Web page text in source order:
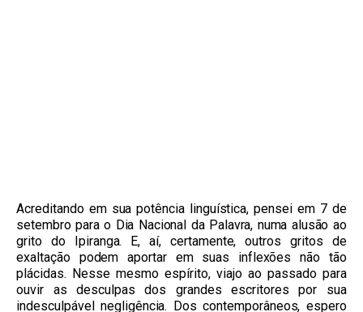
Acreditando em sua potência linguística, pensei em 7 de
setembro para o Dia Nacional da Palavra, numa alusão ao
grito do Ipiranga. E, aí, certamente, outros gritos de
exaltação podem aportar em suas inflexões não tão
plácidas. Nesse mesmo espírito, viajo ao passado para
ouvir as desculpas dos grandes escritores por sua
indesculpável negligência. Dos contemporâneos, espero